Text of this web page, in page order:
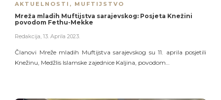
AKTUELNOSTI , MUFTIJSTVO
Mreža mladih Muftijstva sarajevskog: Posjeta Knežini
povodom Fethu-Mekke
Redakcija, 13. Aprila 2023.
Članovi Mreže mladih Muftijstva sarajevskog su 11. aprila posjetili
Knežinu, Medžlis Islamske zajednice Kaljina, povodom…